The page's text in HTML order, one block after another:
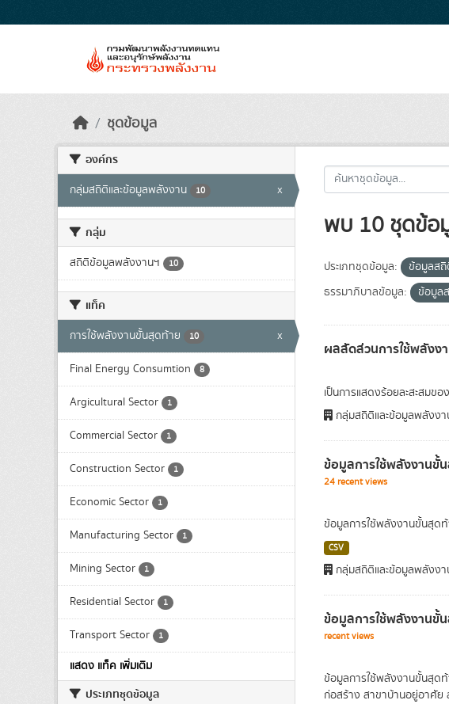
ชุดข้อมูล
องค์กร
กลุ่มสถิติและข้อมูลพลังงาน 10 x
กลุ่ม
สถิติข้อมูลพลังงานฯ 10
แท็ค
การใช้พลังงานขั้นสุดท้าย 10 x
Final Energy Consumtion 8
Argicultural Sector 1
Commercial Sector 1
Construction Sector 1
Economic Sector 1
Manufacturing Sector 1
Mining Sector 1
Residential Sector 1
Transport Sector 1
แสดง แท็ค เพิ่มเติม
ประเภทชุดข้อมูล
พบ 10 ชุดข้อ
ประเภทชุดข้อมูล: ข้อมูลส
ธรรมาภิบาลข้อมูล:
ข้อมูล
ผลสัดส่วนการใช้พลังง
เป็นการแสดงร้อยละสะสม
กลุ่มสถิติและข้อมูลพลังง
ข้อมูลการใช้พลังงานขั้
24 recent views
ข้อมูลการใช้พลังงานขั้นสุด
CSV
กลุ่มสถิติและข้อมูลพลังง
ข้อมูลการใช้พลังงานขั้
recent views
ข้อมูลการใช้พลังงานขั้นสุด
ก่อสร้าง สาขาบ้านอยู่อาศัย